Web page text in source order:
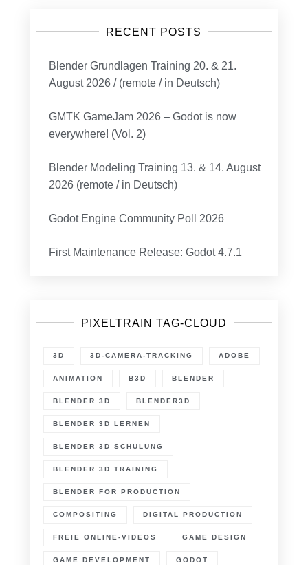
RECENT POSTS
Blender Grundlagen Training 20. & 21.
August 2026 / (remote / in Deutsch)
GMTK GameJam 2026 – Godot is now
everywhere! (Vol. 2)
Blender Modeling Training 13. & 14. August
2026 (remote / in Deutsch)
Godot Engine Community Poll 2026
First Maintenance Release: Godot 4.7.1
PIXELTRAIN TAG-CLOUD
3D 3D-CAMERA-TRACKING ADOBE
ANIMATION B3D BLENDER
BLENDER 3D BLENDER3D
BLENDER 3D LERNEN
BLENDER 3D SCHULUNG
BLENDER 3D TRAINING
BLENDER FOR PRODUCTION
COMPOSITING DIGITAL PRODUCTION
FREIE ONLINE-VIDEOS GAME DESIGN
GAME DEVELOPMENT GODOT